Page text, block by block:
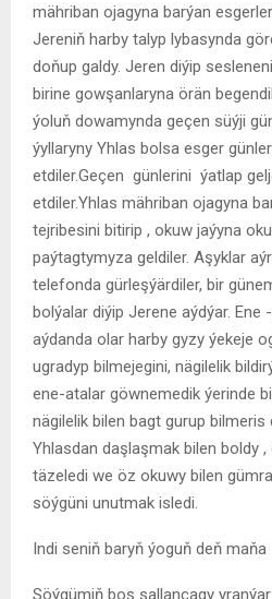
mähriban ojagyna barýan
Jereniň harby talyp lybasynda
doňup galdy. Jeren diýip
birine gowşanlaryna örän
ýoluň dowamynda geçen süýji
ýyllaryny Yhlas bolsa esger
etdiler.Geçen günlerini ýatlap
etdiler.Yhlas mähriban ojagyna
tejribesini bitirip , okuw jaýyna
paýtagtymyza geldiler. Aşyklar
telefonda gürleşýärdiler, bir
bolýalar diýip Jerene aýdýar. Ene
aýdanda olar harby gyzy ýekeje
ugradyp bilmejegini, nägilelik
ene-atalar göwnemedik ýerinde
nägilelik bilen bagt gurup bilmeris
Yhlasdan daşlaşmak bilen boldy
täzeledi we öz okuwy bilen
söýgüni unutmak isledi.
Indi seniň baryň ýoguň deň maňa
Söýgümiň boş sallançagy yranýar